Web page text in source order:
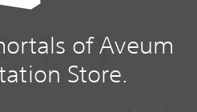
of Aveum
Store.